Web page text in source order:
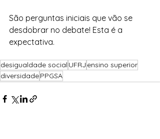
São perguntas iniciais que vão se
desdobrar no debate! Esta é a
expectativa.
desigualdade social UFRJ ensino superior
diversidadePPGSA